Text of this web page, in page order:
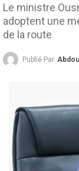
Le ministre
adoptent une
de la route
Publié Par